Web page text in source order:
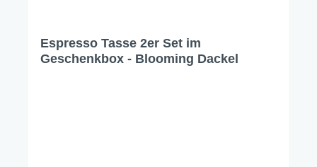
Espresso Tasse 2er Set im
Geschenkbox - Blooming Dackel